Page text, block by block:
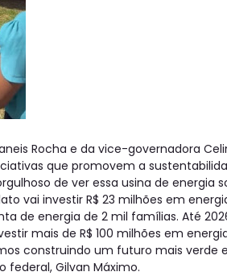
Rocha e da vice-governadora
que promovem a
de ver essa usina de energia
vai investir R$ 23 milhões em
de energia de 2 mil famílias. Até
mais de R$ 100 milhões em
construindo um futuro mais verde
Gilvan Máximo.